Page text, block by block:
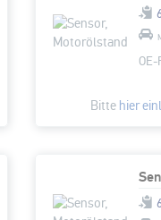
Bitte hier